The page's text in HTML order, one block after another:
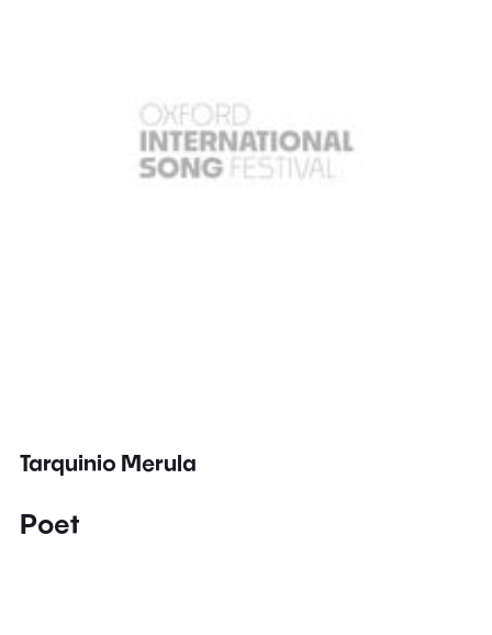
Tarquinio Merula
Poet